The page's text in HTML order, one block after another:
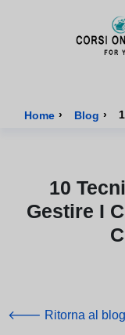
Home › Blog ›
10
Gestire I
🡐 Ritorna al blog